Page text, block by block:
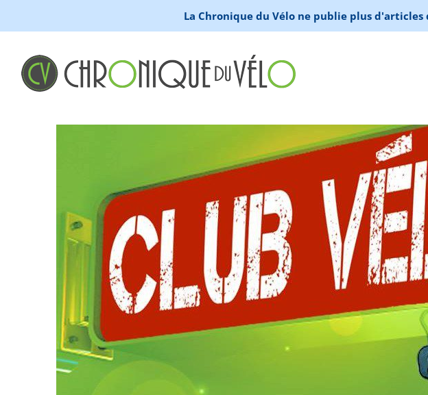
La Chronique du Vélo ne publie plus d'articles